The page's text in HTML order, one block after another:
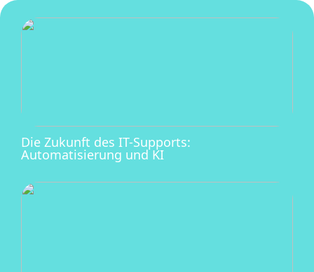
Die Zukunft des IT-Supports:
Automatisierung und KI